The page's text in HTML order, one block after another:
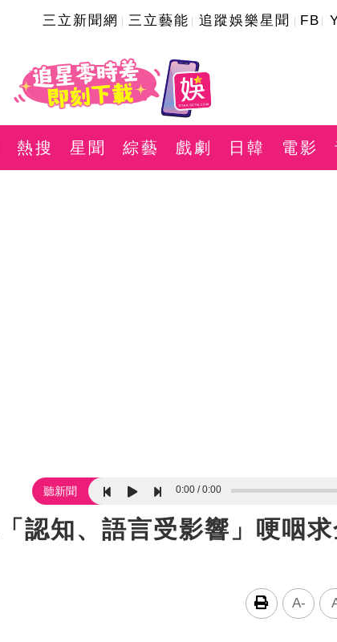
三立新聞網 三立藝能 追蹤娛樂星聞 FB
熱搜 星聞 綜藝 戲劇 日韓 電影
聽新聞 0:00 0:00
認知、語言受影響」哽咽
A-